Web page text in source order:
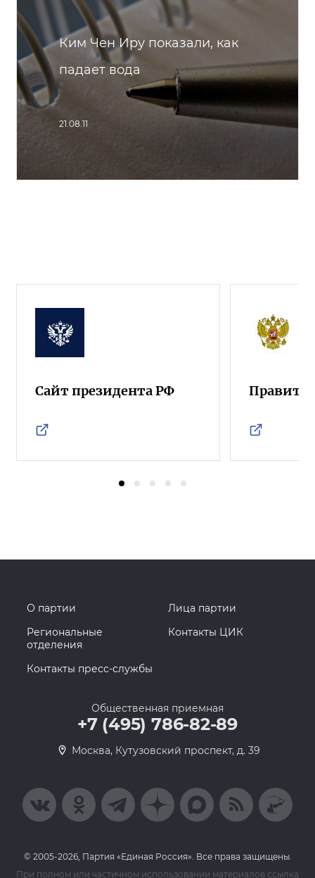
Ким Чен Иру показали, как
падает вода
21.08.11
Сайт президента РФ
О партии
Лица партии
Региональные
отделения
Контакты ЦИК
Контакты пресс-службы
Общественная приемная
+7 (495) 786-82-89
Москва, Кутузовский проспект, д. 39
© 2005-2026, Партия «Единая Россия». Все права защищены.
При полном или частичном использовании материалов ссылка